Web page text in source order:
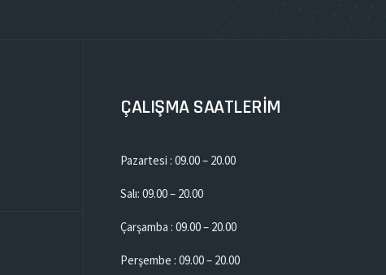
ÇALIŞMA SAATLERİM
Pazartesi : 09.00 – 20.00
Salı: 09.00 – 20.00
Çarşamba : 09.00 – 20.00
Perşembe : 09.00 – 20.00